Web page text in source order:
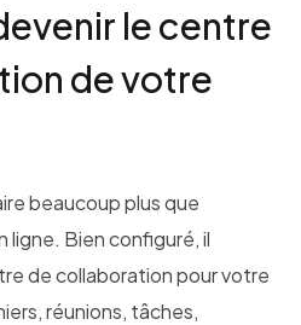
le centre
de votre
beaucoup plus que
ligne. Bien configuré, il
de collaboration pour votre
réunions, tâches,